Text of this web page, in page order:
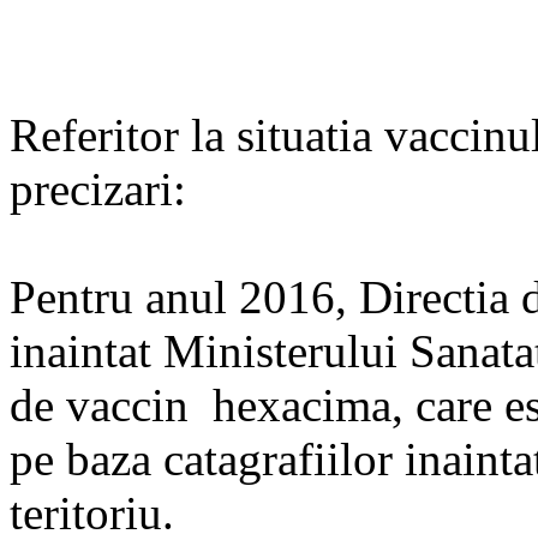
Referitor la situatia
precizari:
Pentru anul 2016, Directia
inaintat Ministerului
de vaccin hexacima, care
pe baza catagrafiilor
teritoriu.